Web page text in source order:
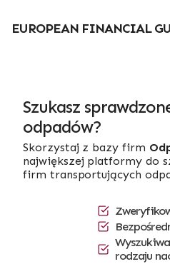
treści
EUROPEAN FINANCIAL
Szukasz
odpadów?
Skorzystaj z bazy firm
największej platformy do
firm transportujących
rodzaju